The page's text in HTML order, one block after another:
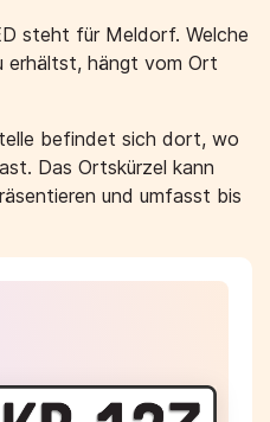
steht für Meldorf. Welche
erhältst, hängt vom Ort
befindet sich dort, wo
Das Ortskürzel kann
und umfasst bis